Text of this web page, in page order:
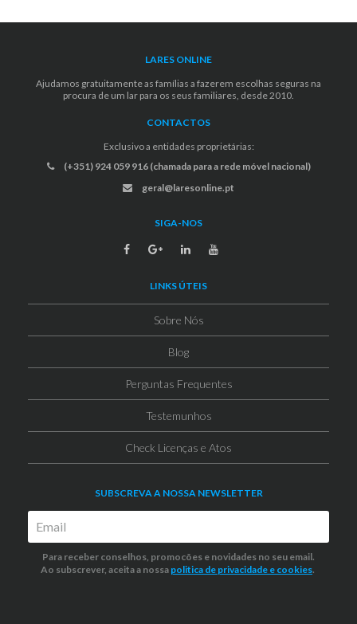
LARES ONLINE
Ajudamos gratuitamente as famílias a fazerem escolhas seguras na
procura de um lar para os seus familiares, desde 2010.
CONTACTOS
Exclusivo a entidades proprietárias:
(+351) 924 059 916 (chamada para a rede móvel nacional)
geral@laresonline.pt
SIGA-NOS
LINKS ÚTEIS
Sobre Nós
Blog
Perguntas Frequentes
Testemunhos
Check Licenças e Atos
SUBSCREVA A NOSSA NEWSLETTER
Para receber conselhos, promocões e novidades no seu email.
Ao subscrever, aceita a nossa politica de privacidade e cookies.